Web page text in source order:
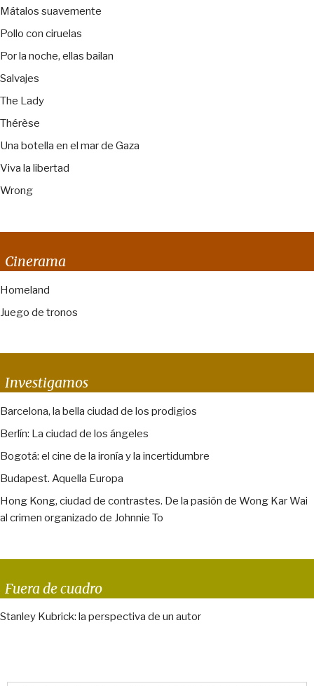
Mátalos suavemente
Pollo con ciruelas
Por la noche, ellas bailan
Salvajes
The Lady
Thérèse
Una botella en el mar de Gaza
Viva la libertad
Wrong
Cinerama
Homeland
Juego de tronos
Investigamos
Barcelona, la bella ciudad de los prodigios
Berlín: La ciudad de los ángeles
Bogotá: el cine de la ironía y la incertidumbre
Budapest. Aquella Europa
Hong Kong, ciudad de contrastes. De la pasión de Wong Kar Wai
al crimen organizado de Johnnie To
Fuera de cuadro
Stanley Kubrick: la perspectiva de un autor